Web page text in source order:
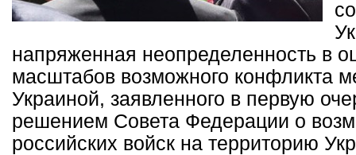
напряженная неопределенность в
масштабов возможного конфликта
Украиной, заявленного в первую
решением Совета Федерации о
российских войск на территорию